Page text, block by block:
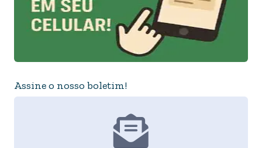
Assine o nosso boletim!